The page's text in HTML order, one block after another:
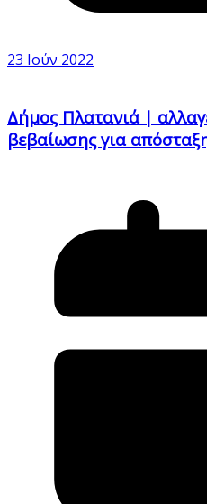
23 Ιούν 2022
Δήμος Πλατανιά |
βεβαίωσης για